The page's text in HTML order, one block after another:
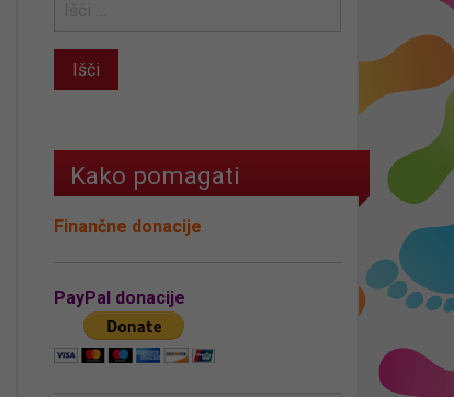
Kako pomagati
Finančne donacije
PayPal donacije